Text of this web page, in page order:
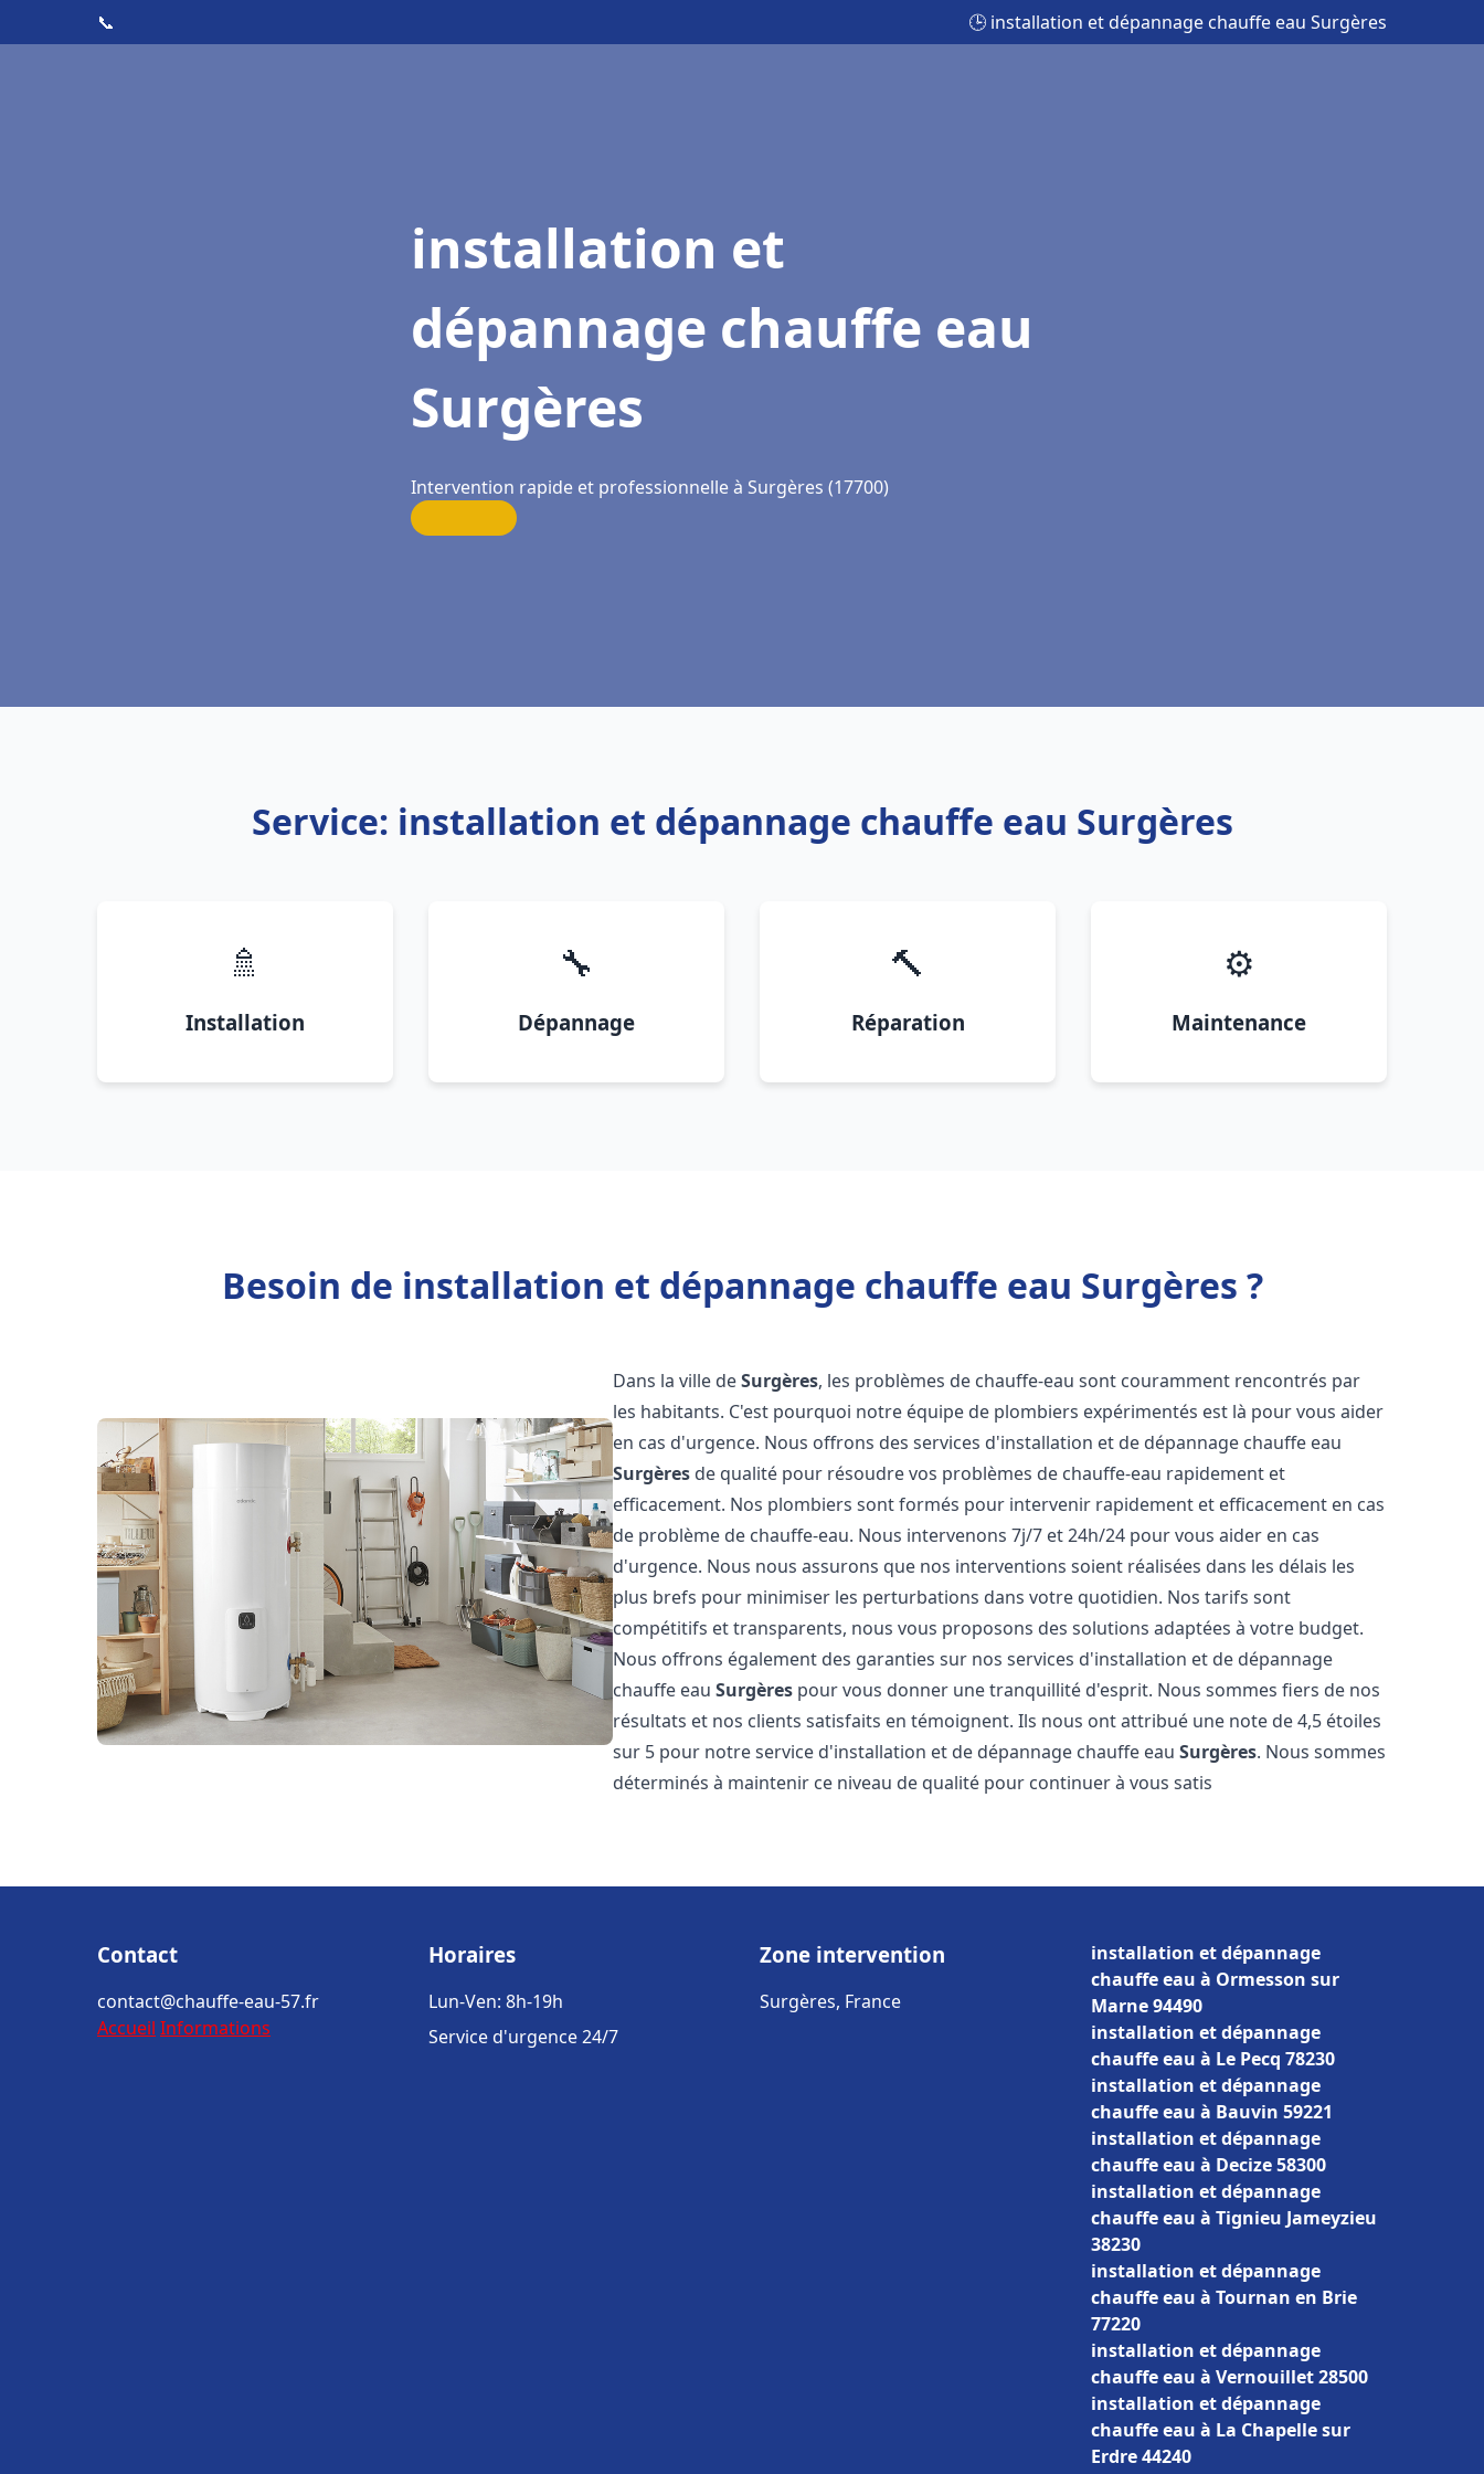
📞 🕒 installation et dépannage chauffe eau Surgères
installation et
dépannage chauffe eau
Surgères
Intervention rapide et professionnelle à Surgères (17700)
Service: installation et dépannage chauffe eau Surgères
🚿
Installation
🔧
Dépannage
🔨
Réparation
⚙️
Maintenance
Besoin de installation et dépannage chauffe eau Surgères ?
Dans la ville deSurgères, les problèmes de chauffe-eau sont couramment rencontrés par
les habitants. C'est pourquoi notre équipe de plombiers expérimentés est là pour vous aider
en cas d'urgence. Nous offrons des services d'installation et de dépannage chauffe eau
Surgères de qualité pour résoudre vos problèmes de chauffe-eau rapidement et
efficacement. Nos plombiers sont formés pour intervenir rapidement et efficacement en cas
de problème de chauffe-eau. Nous intervenons 7j/7 et 24h/24 pour vous aider en cas
d'urgence. Nous nous assurons que nos interventions soient réalisées dans les délais les
plus brefs pour minimiser les perturbations dans votre quotidien. Nos tarifs sont
compétitifs et transparents, nous vous proposons des solutions adaptées à votre budget.
Nous offrons également des garanties sur nos services d'installation et de dépannage
chauffe eauSurgères pour vous donner une tranquillité d'esprit. Nous sommes fiers de nos
résultats et nos clients satisfaits en témoignent. Ils nous ont attribué une note de 4,5 étoiles
sur 5 pour notre service d'installation et de dépannage chauffe eauSurgères. Nous sommes
déterminés à maintenir ce niveau de qualité pour continuer à vous satis
Contact
contact@chauffe-eau-57.fr
Accueil Informations
Horaires
Lun-Ven: 8h-19h
Service d'urgence 24/7
Zone intervention
Surgères, France
installation et dépannage
chauffe eau à Ormesson sur
Marne 94490
installation et dépannage
chauffe eau à Le Pecq 78230
installation et dépannage
chauffe eau à Bauvin 59221
installation et dépannage
chauffe eau à Decize 58300
installation et dépannage
chauffe eau à Tignieu Jameyzieu
38230
installation et dépannage
chauffe eau à Tournan en Brie
77220
installation et dépannage
chauffe eau à Vernouillet 28500
installation et dépannage
chauffe eau à La Chapelle sur
Erdre 44240